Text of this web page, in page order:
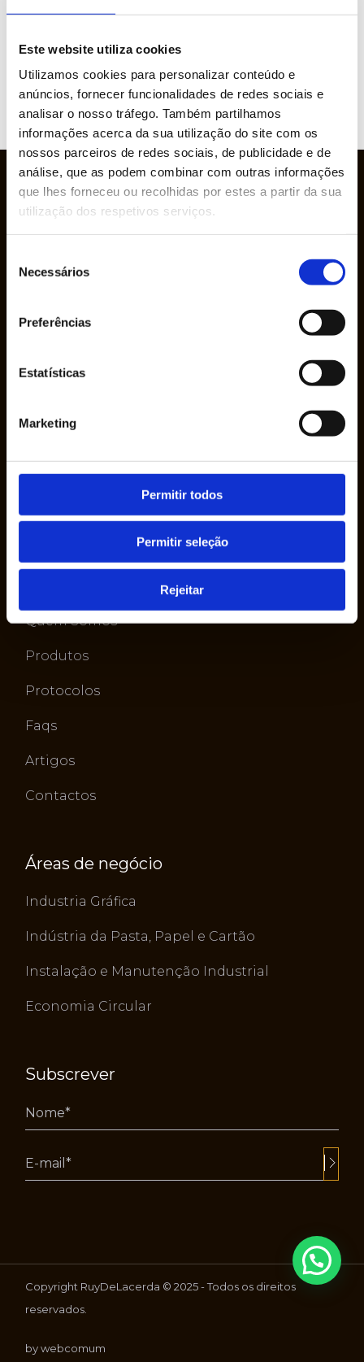
Este website utiliza cookies
Utilizamos cookies para personalizar conteúdo e
anúncios, fornecer funcionalidades de redes sociais e
analisar o nosso tráfego. Também partilhamos
informações acerca da sua utilização do site com os
nossos parceiros de redes sociais, de publicidade e de
análise, que as podem combinar com outras informações
que lhes forneceu ou recolhidas por estes a partir da sua
utilização dos respetivos serviços.
Necessários
Preferências
Estatísticas
Marketing
Permitir todos
Permitir seleção
Rejeitar
VER
fundada em 1950 pelo Sr. Ruy de Lacerda, em
Quem Somos
Produtos
Protocolos
Faqs
Artigos
Contactos
Áreas de negócio
Industria Gráfica
Indústria da Pasta, Papel e Cartão
Instalação e Manutenção Industrial
Economia Circular
Subscrever
Copyright RuyDeLacerda © 2025 - Todos os direitos
reservados.
by webcomum